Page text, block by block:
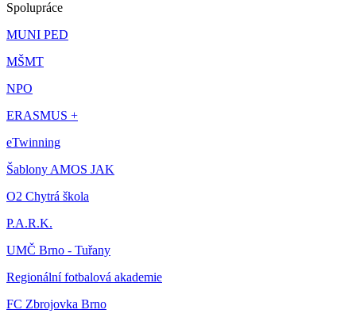
Spolupráce
MUNI PED
MŠMT
NPO
ERASMUS +
eTwinning
Šablony AMOS JAK
O2 Chytrá škola
P.A.R.K.
UMČ Brno - Tuřany
Regionální fotbalová akademie
FC Zbrojovka Brno